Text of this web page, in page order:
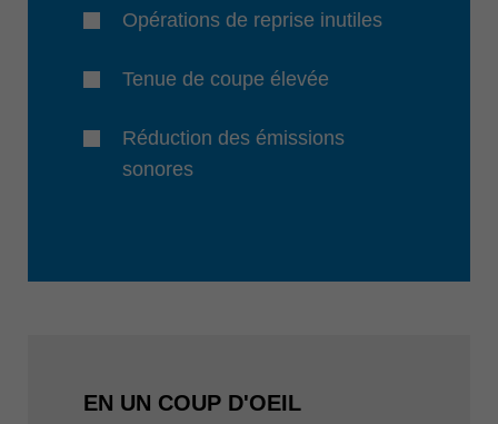
Opérations de reprise inutiles
Tenue de coupe élevée
Réduction des émissions
sonores
EN UN COUP D'OEIL